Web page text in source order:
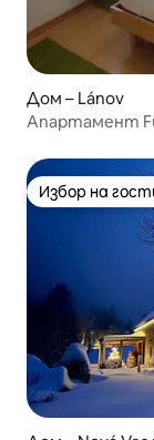
Дом – Lánov
Апартамент
Избор на
Избор на